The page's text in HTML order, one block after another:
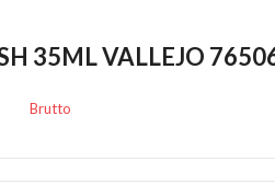
35ML VALLEJO
Brutto